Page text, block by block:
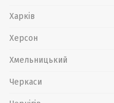
Харків
Херсон
Хмельницький
Черкаси